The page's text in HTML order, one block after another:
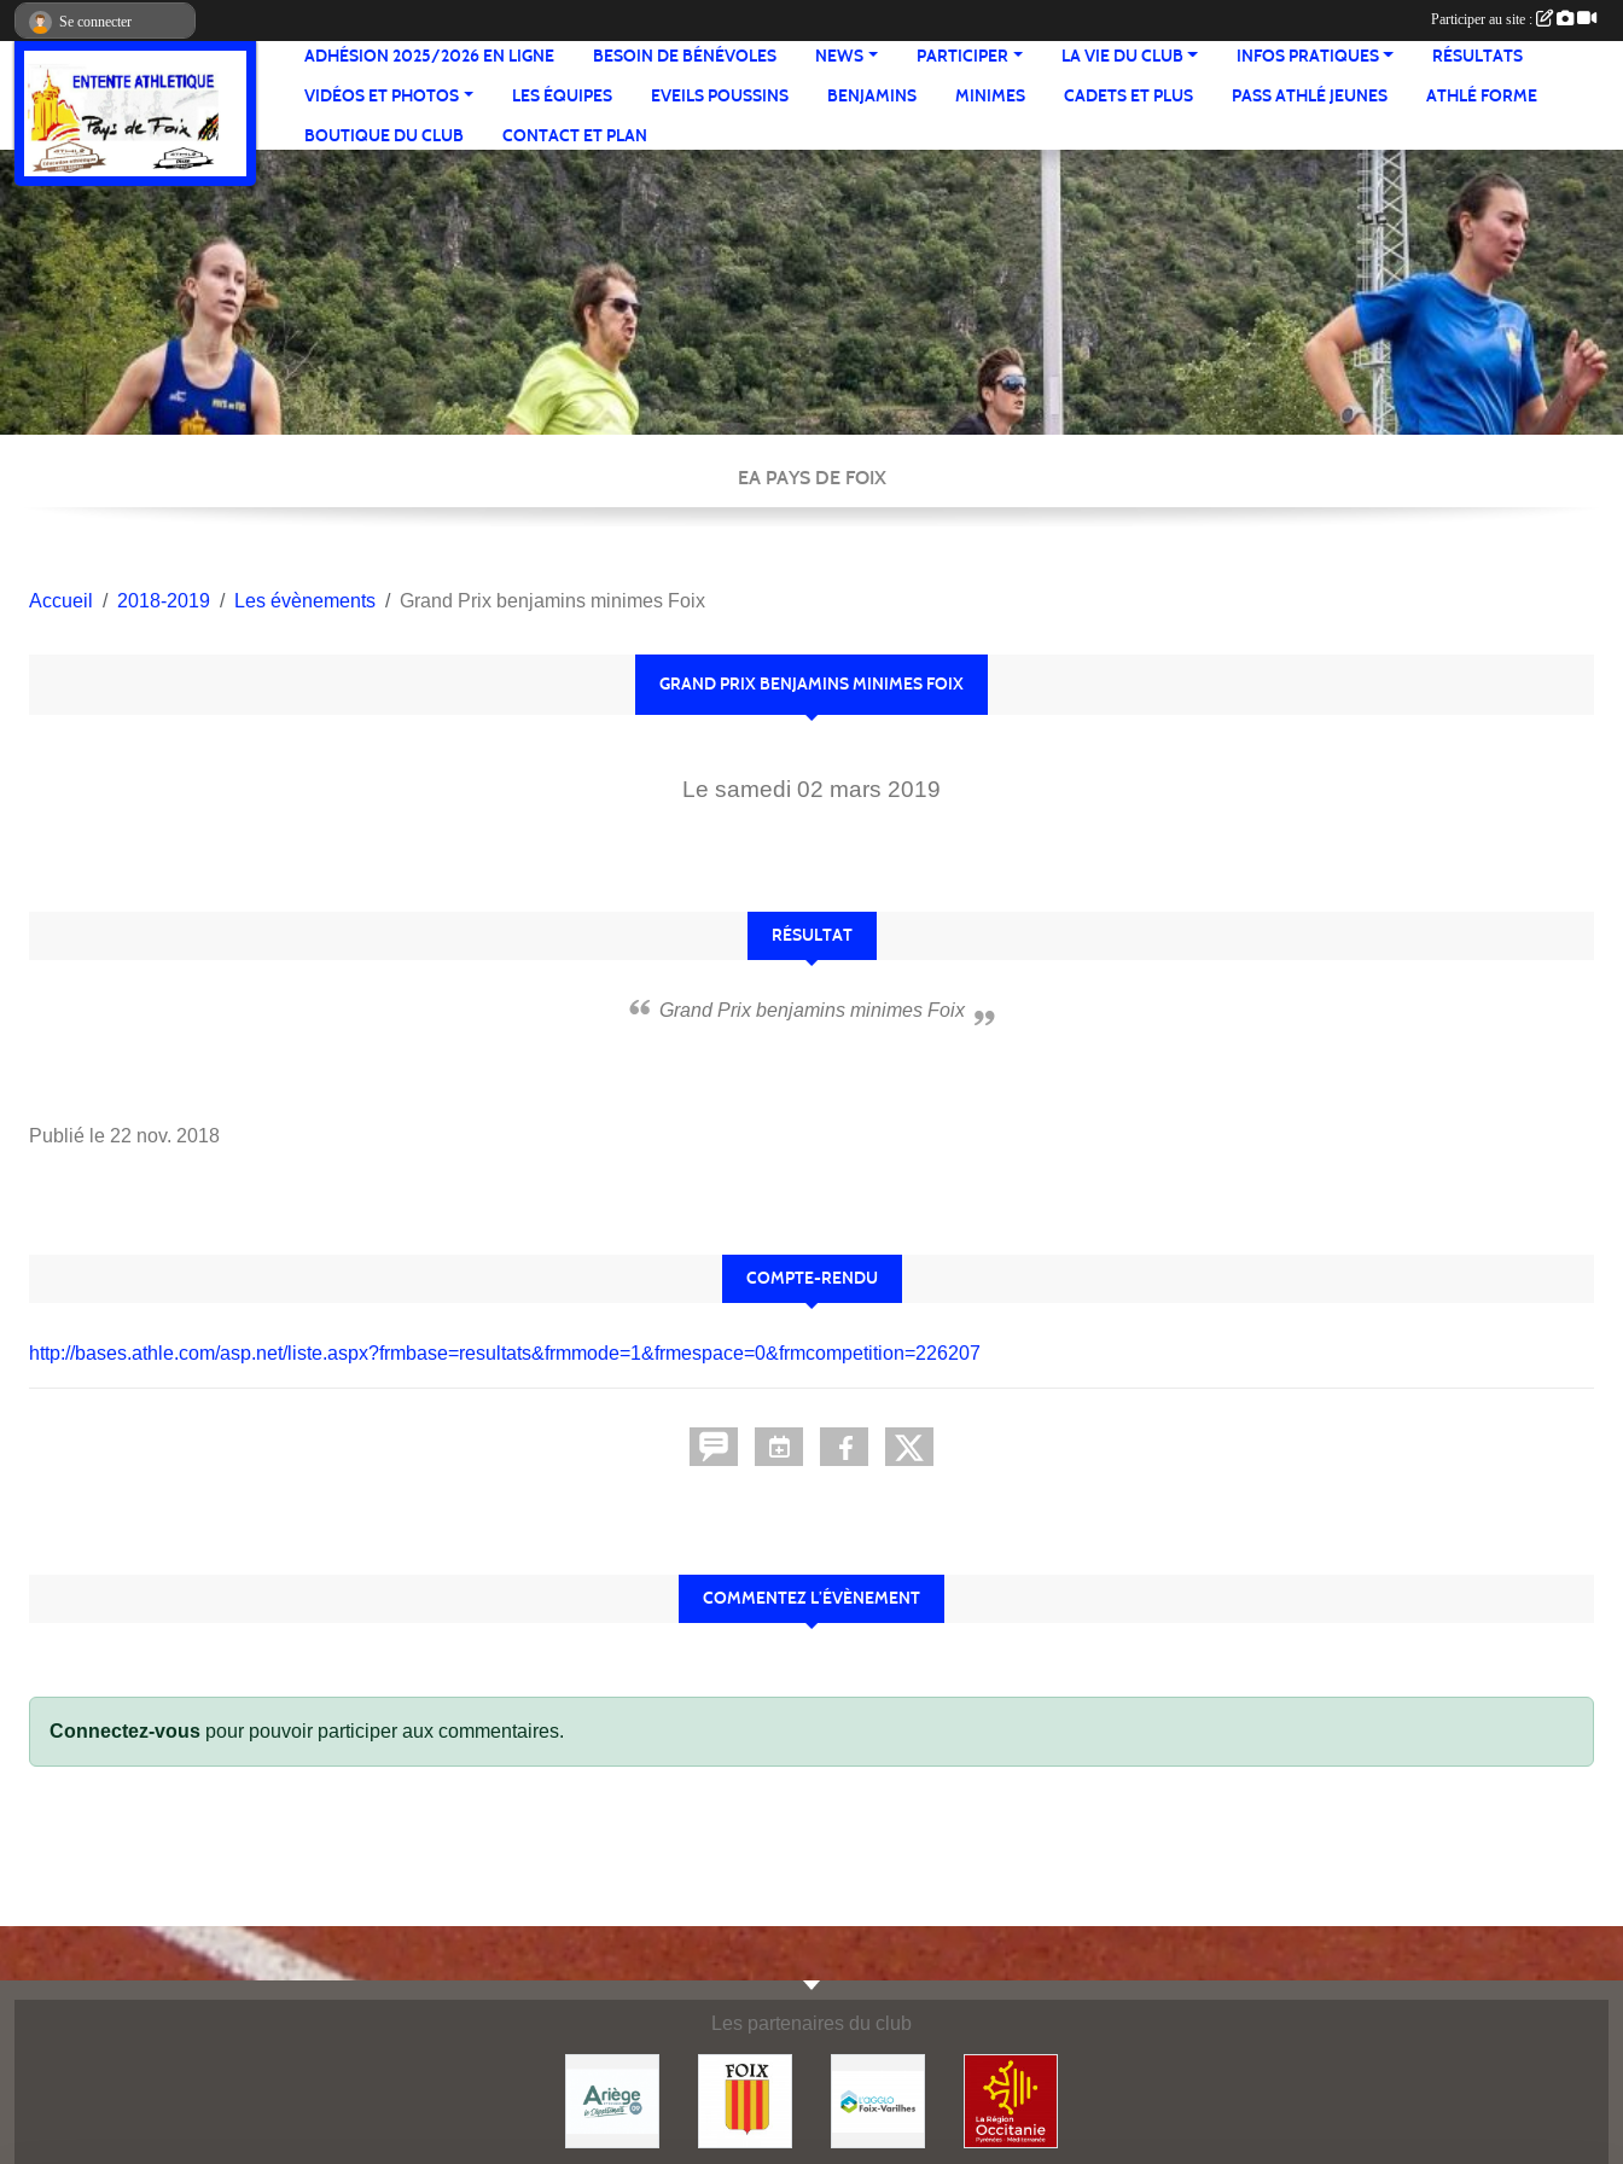
ADHÉSION 2025/2026 EN LIGNE BESOIN DE BÉNÉVOLES NEWS PARTICIPER LA VIE DU CLUB INFOS PRATIQUES
RÉSULTATS
VIDÉOS ET PHOTOS
LES ÉQUIPES EVEILS POUSSINS BENJAMINS MINIMES CADETS ET PLUS PASS ATHLÉ JEUNES
ATHLÉ FORME
BOUTIQUE DU CLUB
CONTACT ET PLAN
EA PAYS DE FOIX
Accueil 2018-2019 Les évènements Grand Prix benjamins minimes Foix
GRAND PRIX BENJAMINS MINIMES FOIX
Le samedi 02 mars 2019
RÉSULTAT
Grand Prix benjamins minimes Foix
Publié le 22 nov. 2018
COMPTE-RENDU
http://bases.athle.com/asp.net/liste.aspx?frmbase=resultats&frmmode=1&frmespace=0&frmcompetition=226207
COMMENTEZ L’ÉVÈNEMENT
Connectez-vous pour pouvoir participer aux commentaires.
Les partenaires du club
Se connecter Participer au site :
Panneau de gestion des cookies